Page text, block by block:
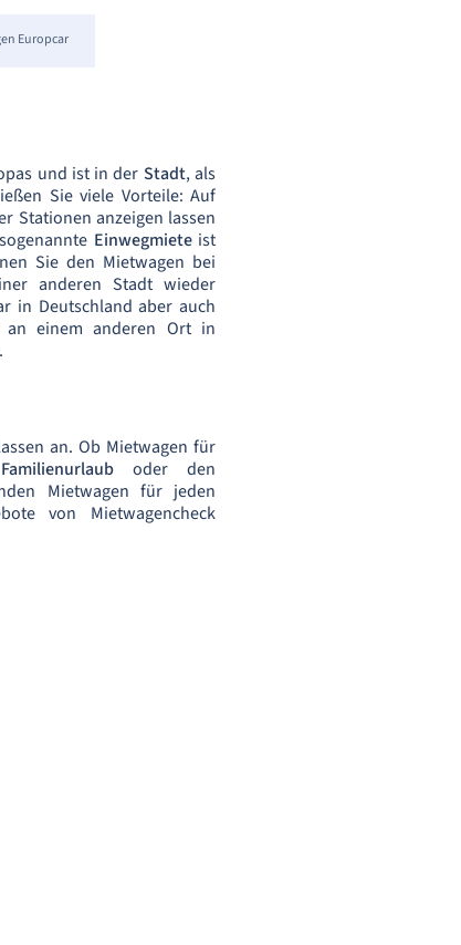
Europcar
und ist in der Stadt, als
Sie viele Vorteile: Auf
Stationen anzeigen lassen
Einwegmieteist
Sie den Mietwagen bei
anderen Stadt wieder
in Deutschland aber auch
an einem anderen Ort in
an. Ob Mietwagen für
Familienurlauboder den
Mietwagen für jeden
von Mietwagencheck